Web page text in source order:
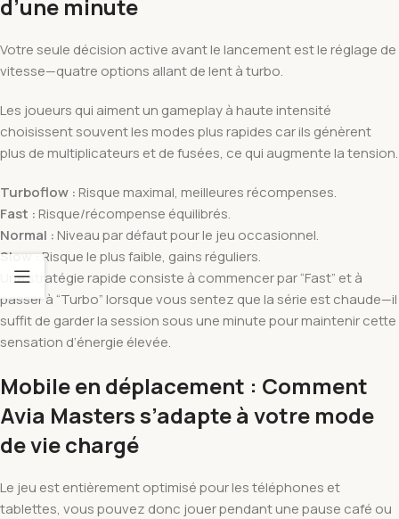
d’une minute
Votre seule décision active avant le lancement est le réglage de
vitesse—quatre options allant de lent à turbo.
Les joueurs qui aiment un gameplay à haute intensité
choisissent souvent les modes plus rapides car ils génèrent
plus de multiplicateurs et de fusées, ce qui augmente la tension.
Turboflow : Risque maximal, meilleures récompenses.
Fast : Risque/récompense équilibrés.
Normal : Niveau par défaut pour le jeu occasionnel.
Slow :Risque le plus faible, gains réguliers.
Une stratégie rapide consiste à commencer par “Fast” et à
passer à “Turbo” lorsque vous sentez que la série est chaude—il
suffit de garder la session sous une minute pour maintenir cette
sensation d’énergie élevée.
Mobile en déplacement : Comment
Avia Masters s’adapte à votre mode
de vie chargé
Le jeu est entièrement optimisé pour les téléphones et
tablettes, vous pouvez donc jouer pendant une pause café ou